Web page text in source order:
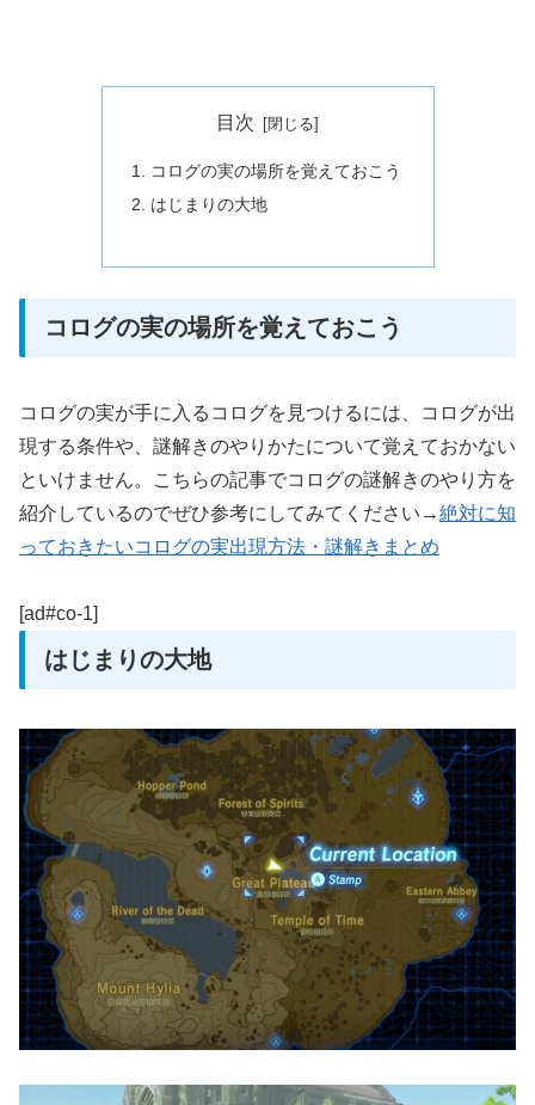
目次
コログの実の場所を覚えておこう
はじまりの大地
コログの実の場所を覚えておこう
コログの実が手に入るコログを見つけるには、コログが出
現する条件や、謎解きのやりかたについて覚えておかない
といけません。こちらの記事でコログの謎解きのやり方を
紹介しているのでぜひ参考にしてみてください→絶対に知
っておきたいコログの実出現方法・謎解きまとめ
[ad#co-1]
はじまりの大地